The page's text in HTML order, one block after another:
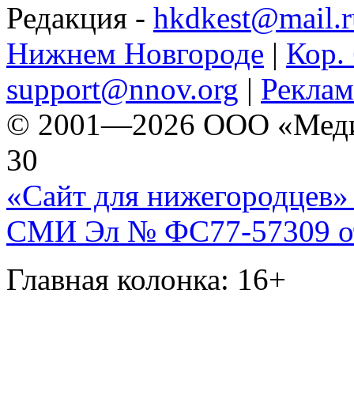
Редакция -
Нижнем Новгороде | Кор.
support@nnov.org |
© 2001—2026 ООО
30
«Сайт для нижегородцев»
СМИ Эл № ФС77-57309
Главная колонка: 16+